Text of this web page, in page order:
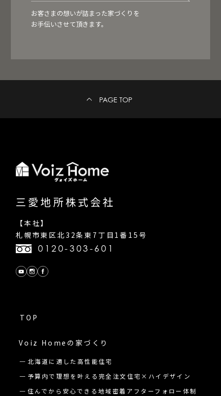
お客さまの想いが詰まった家づくりを
お手伝いさせて頂きます。
PAGE TOP
三愛地所株式会社
【本社】
札幌市東区北32条東7丁目1番15号
0120-303-601
TOP
Voiz Homeの 家づくり
北海道に適した高性能住宅
予算内で理想を叶える完全注文住宅×ハイデザイン
住んでから安心できる地域密着アフターフォロー体制